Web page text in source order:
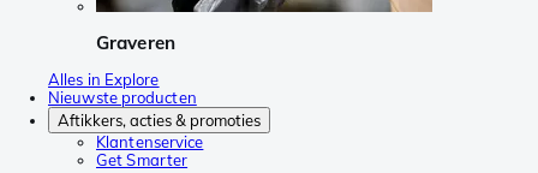
Graveren
Alles in Explore
Nieuwste producten
Aftikkers, acties & promoties
Klantenservice
Get Smarter